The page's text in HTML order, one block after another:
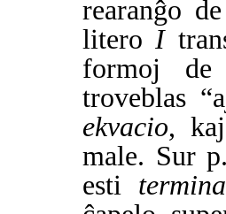
rearanĝo
literoI
formoj de
troveblas
ekvacio, kaj
male. Sur
esti